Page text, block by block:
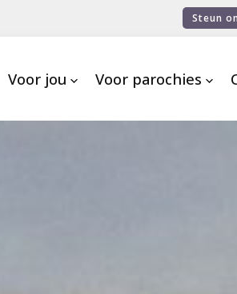
Steun
Voor jou Voor parochies